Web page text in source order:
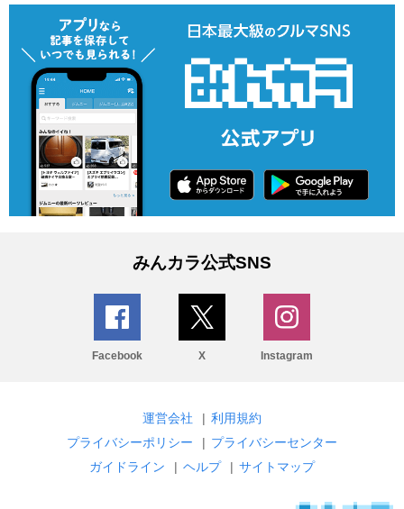
みんカラ公式SNS
Facebook X Instagram
運営会社 | 利用規約
プライバシーポリシー
| プライバシーセンター
ガイドライン
| ヘルプ | サイトマップ